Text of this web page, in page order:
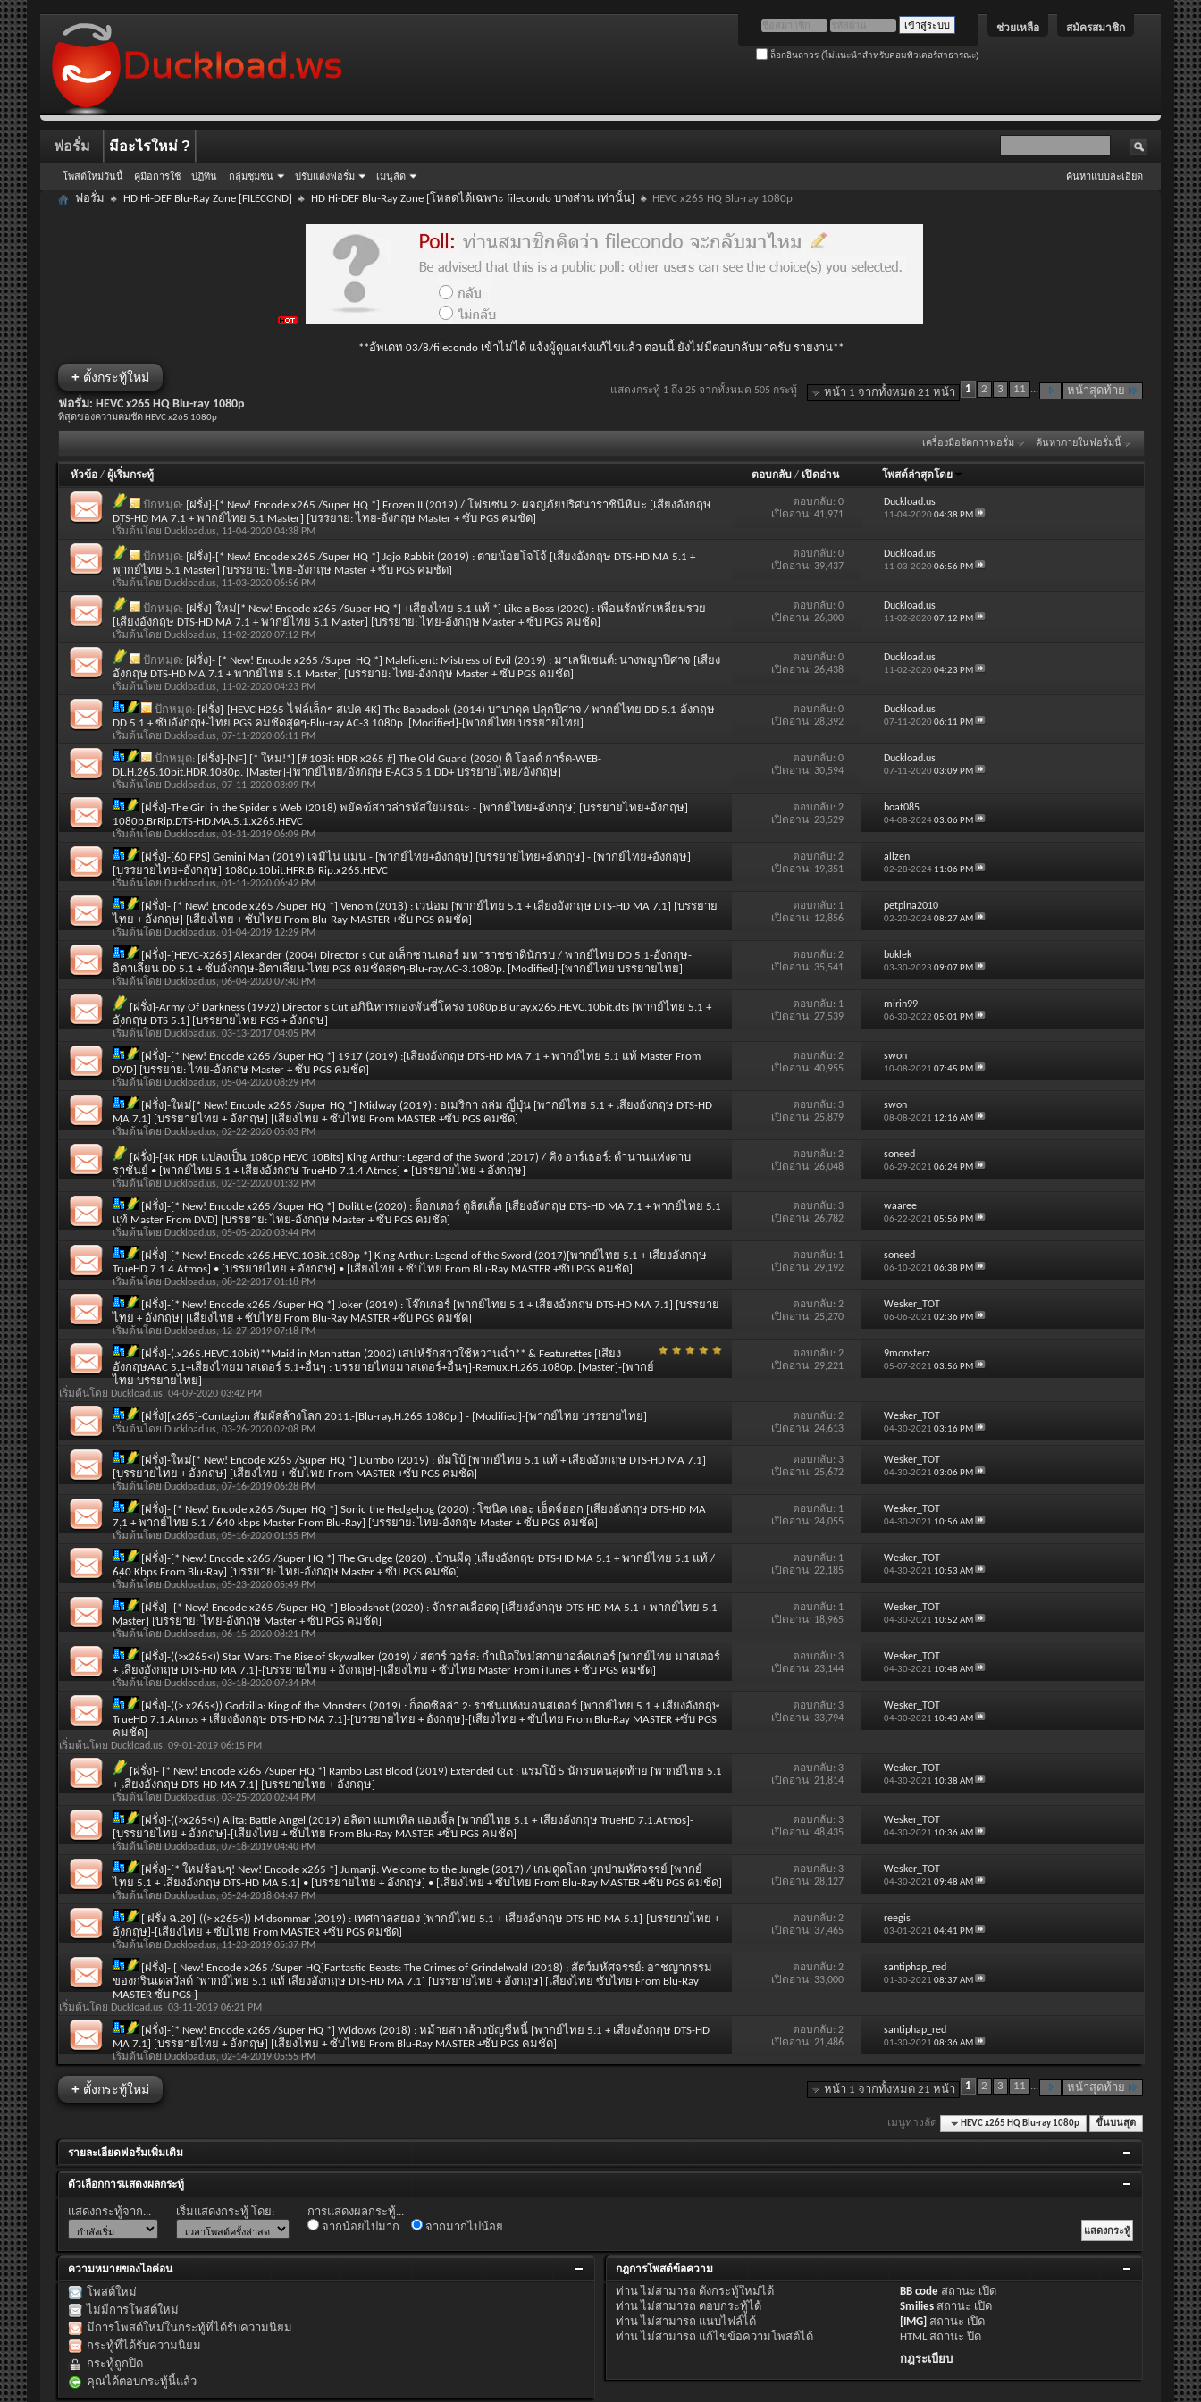
สมัครสมาชิก
ช่วยเหลือ
ล็อกอินถาวร (ไม่แนะนำสำหรับคอมพิวเตอร์สาธารณะ)
ฟอรั่ม
โพสต์ใหม่วันนี้ คู่มือการใช้ ปฏิทิน กลุ่มชุมชน ปรับแต่งฟอรั่ม เมนูลัด
มีอะไรใหม่ ?
ค้นหาแบบละเอียด
ฟอรั่ม HD Hi-DEF Blu-Ray Zone [FILECOND] HD Hi-DEF Blu-Ray Zone [โหลดได้เฉพาะ filecondo บางส่วน เท่านั้น] HEVC x265 HQ Blu-ray 1080p
**อัพเดท 03/8/filecondo เข้าไม่ได้ แจ้งผู้ดูแลเร่งแก้ไขแล้ว ตอนนี้ ยังไม่มีตอบกลับมาครับ รายงาน**
+ ตั้งกระทู้ใหม่
หน้า 1 จากทั้งหมด 21 หน้า 1 2 3 11 ... หน้าสุดท้าย
แสดงกระทู้ 1 ถึง 25 จากทั้งหมด 505 กระทู้
ฟอรั่ม: HEVC x265 HQ Blu-ray 1080p
ที่สุดของความคมชัด HEVC x265 1080p
เครื่องมือจัดการฟอรั่ม ค้นหาภายในฟอรั่มนี้
หัวข้อ / ผู้เริ่มกระทู้ ตอบกลับ / เปิดอ่าน โพสต์ล่าสุดโดย
ปักหมุด: [ฝรั่ง]-[* New! Encode x265 /Super HQ *] Frozen II (2019) / โฟรเซ่น 2: ผจญภัยปริศนาราชินีหิมะ [เสียงอังกฤษ
DTS-HD MA 7.1 + พากย์ไทย 5.1 Master] [บรรยาย: ไทย-อังกฤษ Master + ซับ PGS คมชัด]
เริ่มต้นโดย Duckload.us, 11-04-2020 04:38 PM
ตอบกลับ:0
เปิดอ่าน: 41,971
Duckload.us
11-04-202004:38 PM
ปักหมุด: [ฝรั่ง]-[* New! Encode x265 /Super HQ *] Jojo Rabbit (2019) : ต่ายน้อยโจโจ้ [เสียงอังกฤษ DTS-HD MA 5.1 +
พากย์ไทย 5.1 Master] [บรรยาย: ไทย-อังกฤษ Master + ซับ PGS คมชัด]
เริ่มต้นโดย Duckload.us, 11-03-2020 06:56 PM
ตอบกลับ:0
เปิดอ่าน: 39,437
Duckload.us
11-03-202006:56 PM
ปักหมุด: [ฝรั่ง]-ใหม่[* New! Encode x265 /Super HQ *] +เสียงไทย 5.1 แท้ *] Like a Boss (2020) : เพื่อนรักหักเหลี่ยมรวย
[เสียงอังกฤษ DTS-HD MA 7.1 + พากย์ไทย 5.1 Master] [บรรยาย: ไทย-อังกฤษ Master + ซับ PGS คมชัด]
เริ่มต้นโดย Duckload.us, 11-02-2020 07:12 PM
ตอบกลับ:0
เปิดอ่าน: 26,300
Duckload.us
11-02-202007:12 PM
ปักหมุด: [ฝรั่ง]- [* New! Encode x265 /Super HQ *] Maleficent: Mistress of Evil (2019) : มาเลฟิเซนต์: นางพญาปีศาจ [เสียง
อังกฤษ DTS-HD MA 7.1 + พากย์ไทย 5.1 Master] [บรรยาย: ไทย-อังกฤษ Master + ซับ PGS คมชัด]
เริ่มต้นโดย Duckload.us, 11-02-2020 04:23 PM
ตอบกลับ:0
เปิดอ่าน: 26,438
Duckload.us
11-02-202004:23 PM
ปักหมุด: [ฝรั่ง]-[HEVC H265-ไฟล์เล็กๆ สเปค 4K] The Babadook (2014) บาบาดุค ปลุกปีศาจ / พากย์ไทย DD 5.1-อังกฤษ
DD 5.1 + ซับอังกฤษ-ไทย PGS คมชัดสุดๆ-Blu-ray.AC-3.1080p. [Modified]-[พากย์ไทย บรรยายไทย]
เริ่มต้นโดย Duckload.us, 07-11-2020 06:11 PM
ตอบกลับ:0
เปิดอ่าน: 28,392
Duckload.us
07-11-202006:11 PM
ปักหมุด: [ฝรั่ง]-[NF] [* ใหม่!*] [# 10Bit HDR x265 #] The Old Guard (2020) ดิ โอลด์ การ์ด-WEB-
DL.H.265.10bit.HDR.1080p. [Master]-[พากย์ไทย/อังกฤษ E-AC3 5.1 DD+ บรรยายไทย/อังกฤษ]
เริ่มต้นโดย Duckload.us, 07-11-2020 03:09 PM
ตอบกลับ:0
เปิดอ่าน: 30,594
Duckload.us
07-11-202003:09 PM
[ฝรั่ง]-The Girl in the Spider s Web (2018) พยัคฆ์สาวล่ารหัสใยมรณะ - [พากย์ไทย+อังกฤษ] [บรรยายไทย+อังกฤษ]
1080p.BrRip.DTS-HD.MA.5.1.x265.HEVC
เริ่มต้นโดย Duckload.us, 01-31-2019 06:09 PM
ตอบกลับ:2
เปิดอ่าน: 23,529
boat085
04-08-202403:06 PM
[ฝรั่ง]-[60 FPS] Gemini Man (2019) เจมิไน แมน - [พากย์ไทย+อังกฤษ] [บรรยายไทย+อังกฤษ] - [พากย์ไทย+อังกฤษ]
[บรรยายไทย+อังกฤษ] 1080p.10bit.HFR.BrRip.x265.HEVC
เริ่มต้นโดย Duckload.us, 01-11-2020 06:42 PM
ตอบกลับ:2
เปิดอ่าน: 19,351
allzen
02-28-2024 11:06 PM
[ฝรั่ง]- [* New! Encode x265 /Super HQ *] Venom (2018) : เวน่อม [พากย์ไทย 5.1 + เสียงอังกฤษ DTS-HD MA 7.1] [บรรยาย
ไทย + อังกฤษ] [เสียงไทย + ซับไทย From Blu-Ray MASTER +ซับ PGS คมชัด]
เริ่มต้นโดย Duckload.us, 01-04-2019 12:29 PM
ตอบกลับ: 1
เปิดอ่าน: 12,856
petpina2010
02-20-202408:27 AM
[ฝรั่ง]-[HEVC-X265] Alexander (2004) Director s Cut อเล็กซานเดอร์ มหาราชชาตินักรบ / พากย์ไทย DD 5.1-อังกฤษ-
อิตาเลียน DD 5.1 + ซับอังกฤษ-อิตาเลียน-ไทย PGS คมชัดสุดๆ-Blu-ray.AC-3.1080p. [Modified]-[พากย์ไทย บรรยายไทย]
เริ่มต้นโดย Duckload.us, 06-04-2020 07:40 PM
ตอบกลับ:2
เปิดอ่าน: 35,541
buklek
03-30-2023 09:07 PM
[ฝรั่ง]-Army Of Darkness (1992) Director s Cut อภินิหารกองพันซี่โครง 1080p.Bluray.x265.HEVC.10bit.dts [พากย์ไทย 5.1 +
อังกฤษ DTS 5.1] [บรรยายไทย PGS + อังกฤษ]
เริ่มต้นโดย Duckload.us, 03-13-2017 04:05 PM
ตอบกลับ: 1
เปิดอ่าน: 27,539
mirin99
06-30-2022 05:01 PM
[ฝรั่ง]-[* New! Encode x265 /Super HQ *] 1917 (2019) :[เสียงอังกฤษ DTS-HD MA 7.1 + พากย์ไทย 5.1 แท้ Master From
DVD] [บรรยาย: ไทย-อังกฤษ Master + ซับ PGS คมชัด]
เริ่มต้นโดย Duckload.us, 05-04-2020 08:29 PM
ตอบกลับ:2
เปิดอ่าน: 40,955
swon
10-08-2021 07:45 PM
[ฝรั่ง]-ใหม่[* New! Encode x265 /Super HQ *] Midway (2019) : อเมริกา ถล่ม ญี่ปุ่น [พากย์ไทย 5.1 + เสียงอังกฤษ DTS-HD
MA 7.1] [บรรยายไทย + อังกฤษ] [เสียงไทย + ซับไทย From MASTER +ซับ PGS คมชัด]
เริ่มต้นโดย Duckload.us, 02-22-2020 05:03 PM
ตอบกลับ: 3
เปิดอ่าน: 25,879
swon
08-08-2021 12:16 AM
[ฝรั่ง]-[4K HDR แปลงเป็น 1080p HEVC 10Bits] King Arthur: Legend of the Sword (2017) / คิง อาร์เธอร์: ตำนานแห่งดาบ
ราชันย์ • [พากย์ไทย 5.1 + เสียงอังกฤษ TrueHD 7.1.4 Atmos] • [บรรยายไทย + อังกฤษ]
เริ่มต้นโดย Duckload.us, 02-12-2020 01:32 PM
ตอบกลับ:2
เปิดอ่าน: 26,048
soneed
06-29-2021 06:24 PM
[ฝรั่ง]-[* New! Encode x265 /Super HQ *] Dolittle (2020) : ด็อกเตอร์ ดูลิตเติ้ล [เสียงอังกฤษ DTS-HD MA 7.1 + พากย์ไทย 5.1
แท้ Master From DVD] [บรรยาย: ไทย-อังกฤษ Master + ซับ PGS คมชัด]
เริ่มต้นโดย Duckload.us, 05-05-2020 03:44 PM
ตอบกลับ: 3
เปิดอ่าน: 26,782
waaree
06-22-2021 05:56 PM
[ฝรั่ง]-[* New! Encode x265.HEVC.10Bit.1080p *] King Arthur: Legend of the Sword (2017)[พากย์ไทย 5.1 + เสียงอังกฤษ
TrueHD 7.1.4.Atmos] • [บรรยายไทย + อังกฤษ] • [เสียงไทย + ซับไทย From Blu-Ray MASTER +ซับ PGS คมชัด]
เริ่มต้นโดย Duckload.us, 08-22-2017 01:18 PM
ตอบกลับ: 1
เปิดอ่าน: 29,192
soneed
06-10-2021 06:38 PM
[ฝรั่ง]-[* New! Encode x265 /Super HQ *] Joker (2019) : โจ๊กเกอร์ [พากย์ไทย 5.1 + เสียงอังกฤษ DTS-HD MA 7.1] [บรรยาย
ไทย + อังกฤษ] [เสียงไทย + ซับไทย From Blu-Ray MASTER +ซับ PGS คมชัด]
เริ่มต้นโดย Duckload.us, 12-27-2019 07:18 PM
ตอบกลับ:2
เปิดอ่าน: 25,270
Wesker_TOT
06-06-2021 02:36 PM
[ฝรั่ง]-(.x265.HEVC.10bit)**Maid in Manhattan (2002) เสน่ห์รักสาวใช้หวานฉ่ำ** & Featurettes [เสียง
อังกฤษAAC 5.1+เสียงไทยมาสเตอร์ 5.1+อื่นๆ : บรรยายไทยมาสเตอร์+อื่นๆ]-Remux.H.265.1080p. [Master]-[พากย์
ไทย บรรยายไทย]
เริ่มต้นโดย Duckload.us, 04-09-2020 03:42 PM
ตอบกลับ:2
เปิดอ่าน: 29,221
9monsterz
05-07-2021 03:56 PM
[ฝรั่ง][x265]-Contagion สัมผัสล้างโลก 2011.-[Blu-ray.H.265.1080p.] - [Modified]-[พากย์ไทย บรรยายไทย]
เริ่มต้นโดย Duckload.us, 03-26-2020 02:08 PM
ตอบกลับ:2
เปิดอ่าน: 24,613
Wesker_TOT
04-30-2021 03:16 PM
[ฝรั่ง]-ใหม่[* New! Encode x265 /Super HQ *] Dumbo (2019) : ดัมโบ้ [พากย์ไทย 5.1 แท้ + เสียงอังกฤษ DTS-HD MA 7.1]
[บรรยายไทย + อังกฤษ] [เสียงไทย + ซับไทย From MASTER +ซับ PGS คมชัด]
เริ่มต้นโดย Duckload.us, 07-16-2019 06:28 PM
ตอบกลับ: 3
เปิดอ่าน: 25,672
Wesker_TOT
04-30-2021 03:06 PM
[ฝรั่ง]- [* New! Encode x265 /Super HQ *] Sonic the Hedgehog (2020) : โซนิค เดอะ เฮ็ดจ์ฮอก [เสียงอังกฤษ DTS-HD MA
7.1 + พากย์ไทย 5.1 / 640 kbps Master From Blu-Ray] [บรรยาย: ไทย-อังกฤษ Master + ซับ PGS คมชัด]
เริ่มต้นโดย Duckload.us, 05-16-2020 01:55 PM
ตอบกลับ: 1
เปิดอ่าน: 24,055
Wesker_TOT
04-30-2021 10:56 AM
[ฝรั่ง]-[* New! Encode x265 /Super HQ *] The Grudge (2020) : บ้านผีดุ [เสียงอังกฤษ DTS-HD MA 5.1 + พากย์ไทย 5.1 แท้ /
640 Kbps From Blu-Ray] [บรรยาย: ไทย-อังกฤษ Master + ซับ PGS คมชัด]
เริ่มต้นโดย Duckload.us, 05-23-2020 05:49 PM
ตอบกลับ: 1
เปิดอ่าน: 22,185
Wesker_TOT
04-30-2021 10:53 AM
[ฝรั่ง]- [* New! Encode x265 /Super HQ *] Bloodshot (2020) : จักรกลเลือดดุ [เสียงอังกฤษ DTS-HD MA 5.1 + พากย์ไทย 5.1
Master] [บรรยาย: ไทย-อังกฤษ Master + ซับ PGS คมชัด]
เริ่มต้นโดย Duckload.us, 06-15-2020 08:21 PM
ตอบกลับ: 1
เปิดอ่าน: 18,965
Wesker_TOT
04-30-2021 10:52 AM
[ฝรั่ง]-((>x265<)) Star Wars: The Rise of Skywalker (2019) / สตาร์ วอร์ส: กำเนิดใหม่สกายวอล์คเกอร์ [พากย์ไทย มาสเตอร์
+ เสียงอังกฤษ DTS-HD MA 7.1]-[บรรยายไทย + อังกฤษ]-[เสียงไทย + ซับไทย Master From iTunes + ซับ PGS คมชัด]
เริ่มต้นโดย Duckload.us, 03-18-2020 07:34 PM
ตอบกลับ: 3
เปิดอ่าน: 23,144
Wesker_TOT
04-30-2021 10:48 AM
[ฝรั่ง]-((> x265<)) Godzilla: King of the Monsters (2019) : ก็อดซิลล่า 2: ราชันแห่งมอนสเตอร์ [พากย์ไทย 5.1 + เสียงอังกฤษ
TrueHD 7.1.Atmos + เสียงอังกฤษ DTS-HD MA 7.1]-[บรรยายไทย + อังกฤษ]-[เสียงไทย + ซับไทย From Blu-Ray MASTER +ซับ PGS
คมชัด]
เริ่มต้นโดย Duckload.us, 09-01-2019 06:15 PM
ตอบกลับ: 3
เปิดอ่าน: 33,794
Wesker_TOT
04-30-2021 10:43 AM
[ฝรั่ง]- [* New! Encode x265 /Super HQ *] Rambo Last Blood (2019) Extended Cut : แรมโบ้ 5 นักรบคนสุดท้าย [พากย์ไทย 5.1
+ เสียงอังกฤษ DTS-HD MA 7.1] [บรรยายไทย + อังกฤษ]
เริ่มต้นโดย Duckload.us, 03-25-2020 02:44 PM
ตอบกลับ: 3
เปิดอ่าน: 21,814
Wesker_TOT
04-30-2021 10:38 AM
[ฝรั่ง]-((>x265<)) Alita: Battle Angel (2019) อลิตา แบทเทิล แองเจิ้ล [พากย์ไทย 5.1 + เสียงอังกฤษ TrueHD 7.1.Atmos]-
[บรรยายไทย + อังกฤษ]-[เสียงไทย + ซับไทย From Blu-Ray MASTER +ซับ PGS คมชัด]
เริ่มต้นโดย Duckload.us, 07-18-2019 04:40 PM
ตอบกลับ: 3
เปิดอ่าน: 48,435
Wesker_TOT
04-30-2021 10:36 AM
[ฝรั่ง]-[* ใหม่ร้อนๆ! New! Encode x265 *] Jumanji: Welcome to the Jungle (2017) / เกมดูดโลก บุกป่ามหัศจรรย์ [พากย์
ไทย 5.1 + เสียงอังกฤษ DTS-HD MA 5.1] • [บรรยายไทย + อังกฤษ] • [เสียงไทย + ซับไทย From Blu-Ray MASTER +ซับ PGS คมชัด]
เริ่มต้นโดย Duckload.us, 05-24-2018 04:47 PM
ตอบกลับ: 3
เปิดอ่าน: 28,127
Wesker_TOT
04-30-2021 09:48 AM
[ ฝรั่ง ฉ.20]-((> x265<)) Midsommar (2019) : เทศกาลสยอง [พากย์ไทย 5.1 + เสียงอังกฤษ DTS-HD MA 5.1]-[บรรยายไทย +
อังกฤษ]-[เสียงไทย + ซับไทย From MASTER +ซับ PGS คมชัด]
เริ่มต้นโดย Duckload.us, 11-23-2019 05:37 PM
ตอบกลับ:2
เปิดอ่าน: 37,465
reegis
03-01-2021 04:41 PM
[ฝรั่ง]- [ New! Encode x265 /Super HQ]Fantastic Beasts: The Crimes of Grindelwald (2018) : สัตว์มหัศจรรย์: อาชญากรรม
ของกรินเดลวัลด์ [พากย์ไทย 5.1 แท้ เสียงอังกฤษ DTS-HD MA 7.1] [บรรยายไทย + อังกฤษ] [เสียงไทย ซับไทย From Blu-Ray
MASTER ซับ PGS ]
เริ่มต้นโดย Duckload.us, 03-11-2019 06:21 PM
ตอบกลับ:2
เปิดอ่าน: 33,000
santiphap_red
01-30-2021 08:37 AM
[ฝรั่ง]-[* New! Encode x265 /Super HQ *] Widows (2018) : หม้ายสาวล้างบัญชีหนี้ [พากย์ไทย 5.1 + เสียงอังกฤษ DTS-HD
MA 7.1] [บรรยายไทย + อังกฤษ] [เสียงไทย + ซับไทย From Blu-Ray MASTER +ซับ PGS คมชัด]
เริ่มต้นโดย Duckload.us, 02-14-2019 05:55 PM
ตอบกลับ:2
เปิดอ่าน: 21,486
santiphap_red
01-30-2021 08:36 AM
+ ตั้งกระทู้ใหม่ หน้า 1 จากทั้งหมด 21 หน้า 1 2 3 11 ... หน้าสุดท้าย
เมนูทางลัด HEVC x265 HQ Blu-ray 1080p ขึ้นบนสุด
รายละเอียดฟอรั่มเพิ่มเติม
ตัวเลือกการแสดงผลกระทู้
แสดงกระทู้จาก... เริ่มแสดงกระทู้ โดย:
การแสดงผลกระทู้...
จากน้อยไปมาก
จากมากไปน้อย
ความหมายของไอค่อน
โพสต์ใหม่
ไม่มีการโพสต์ใหม่
มีการโพสต์ใหม่ในกระทู้ที่ได้รับความนิยม
กระทู้ที่ได้รับความนิยม
กระทู้ถูกปิด
คุณได้ตอบกระทู้นี้แล้ว
กฎการโพสต์ข้อความ
ท่านไม่สามารถ ตั้งกระทู้ใหม่ได้
ท่านไม่สามารถ ตอบกระทู้ได้
ท่านไม่สามารถ แนบไฟล์ได้
ท่านไม่สามารถ แก้ไขข้อความโพสต์ได้
BB code สถานะ เปิด
Smilies สถานะ เปิด
[IMG] สถานะ เปิด
HTML สถานะปิด
กฎระเบียบ